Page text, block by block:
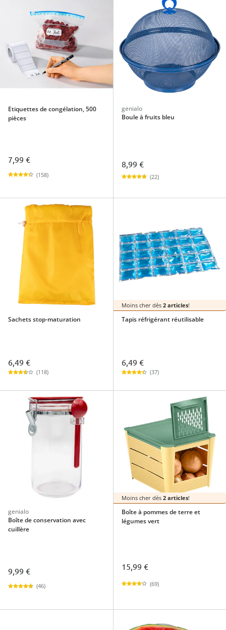
Etiquettes de congélation, 500
pièces
7,99 €
(158)
genialo
Boule à fruits bleu
8,99 €
(22)
Sachets stop-maturation
6,49 €
(118)
Moins cher dès 2 articles!
Tapis réfrigérant réutilisable
6,49 €
(37)
genialo
Boîte de conservation avec
cuillère
9,99 €
(46)
Moins cher dès 2 articles!
Boîte à pommes de terre et
légumes vert
15,99 €
(69)